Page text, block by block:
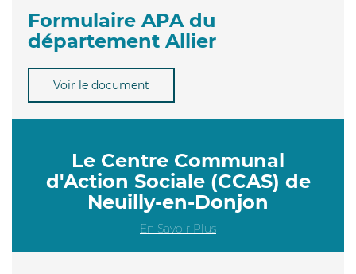
Formulaire APA du
département Allier
Voir le document
Le Centre Communal
d'Action Sociale (CCAS) de
Neuilly-en-Donjon
En Savoir Plus